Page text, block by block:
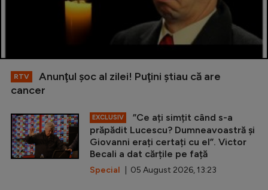
RTV
Anunţul şoc al zilei! Puţini ştiau că are
cancer
EXCLUSIV
”Ce ați simțit când s-a
prăpădit Lucescu? Dumneavoastră și
Giovanni erați certați cu el”. Victor
Becali a dat cărțile pe față
Special | 05 August 2026, 13:23